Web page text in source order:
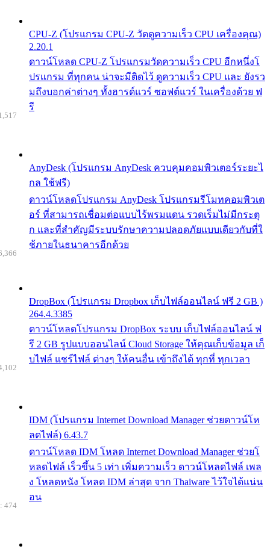
CPU-Z (โปรแกรม CPU-Z วัดดูความเร็ว CPU เครื่องคุณ)
2.20.1
ดาวน์โหลด CPU-Z โปรแกรมวัดความเร็ว CPU อีกหนึ่งโ
ปรแกรม ที่ทุกคน น่าจะมีติดไว้ ดูความเร็ว CPU และ ยังรว
มถึงบอกค่าต่างๆ ทั้งฮารด์แวร์ ซอฟต์แวร์ ในเครื่องด้วย ฟ
รี
AnyDesk (โปรแกรม AnyDesk ควบคุมคอมพิวเตอร์ระยะไ
กล ใช้ฟรี)
ดาวน์โหลดโปรแกรม AnyDesk โปรแกรมรีโมทคอมพิวเต
อร์ ที่สามารถเชื่อมต่อแบบไร้พรมแดน รวดเร็มไม่มีกระตุ
ก และที่สำคัญมีระบบรักษาความปลอดภัยแบบเดียวกับที่ใ
ช้ภายในธนาคารอีกด้วย
DropBox (โปรแกรม Dropbox เก็บไฟล์ออนไลน์ ฟรี 2 GB )
264.4.3385
ดาวน์โหลดโปรแกรม DropBox ระบบ เก็บไฟล์ออนไลน์ ฟ
รี 2 GB รูปแบบออนไลน์ Cloud Storage ให้คุณเก็บข้อมูล เก็
บไฟล์ แชร์ไฟล์ ต่างๆ ให้คนอื่น เข้าถึงได้ ทุกที่ ทุกเวลา
IDM (โปรแกรม Internet Download Manager ช่วยดาวน์โห
ลดไฟล์) 6.43.7
ดาวน์โหลด IDM โหลด Internet Download Manager ช่วยโ
หลดไฟล์ เร็วขึ้น 5 เท่า เพิ่มความเร็ว ดาวน์โหลดไฟล์ เพล
ง โหลดหนัง โหลด IDM ล่าสุด จาก Thaiware ไว้ใจได้แน่น
อน
474